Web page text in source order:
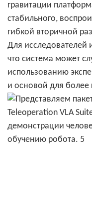
гравитации
стабильного,
гибкой вторичной
Для исследователей
что система может
использованию
и основой для более